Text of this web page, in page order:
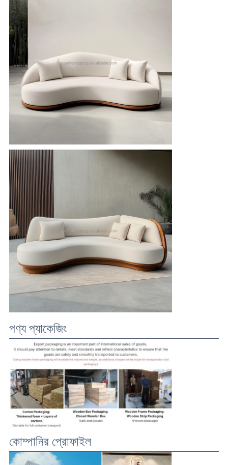
পণ্য প্যাকেজিং
কোম্পানির প্রোফাইল